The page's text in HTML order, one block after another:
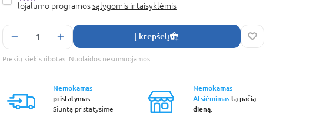
lojalumo programossąlygomis ir taisyklėmis
Į krepšelį
Prekių kiekis ribotas. Nuolaidos nesumuojamos.
Nemokamas
pristatymas
Siuntą pristatysime
Nemokamas
Atsiėmimastą pačią
dieną.